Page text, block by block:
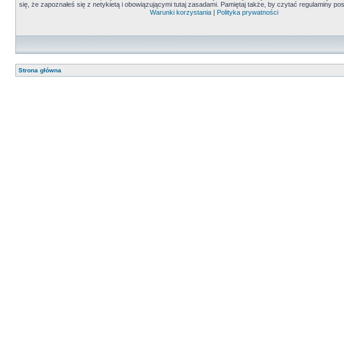
się, że zapoznałeś się z netykietą i obowiązującymi tutaj zasadami. Pamiętaj także, by czytać regulaminy
Warunki korzystania | Polityka prywatności
Strona główna